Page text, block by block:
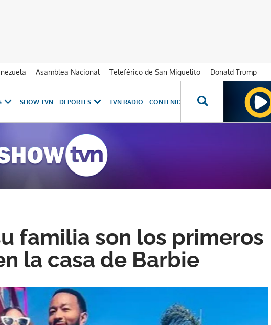
Asamblea Nacional Teleférico de San Miguelito
Donald Trump
SHOW TVN DEPORTES TVN RADIO CONTENIDOS ESPECIALES NOVELAS
familia son los primeros
la casa de Barbie